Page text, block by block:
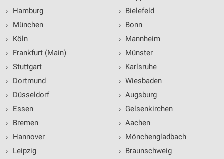
›
Hamburg
›
München
›
Köln
›
Frankfurt (Main)
› Stuttgart
›
Dortmund
›
Düsseldorf
›
Essen
›
Bremen
›
Hannover
›
Leipzig
› Bielefeld
› Bonn
› Mannheim
› Münster
› Karlsruhe
› Wiesbaden
› Augsburg
› Gelsenkirchen
› Aachen
› Mönchengladbach
› Braunschweig
Nicht-IAB-Verarbeitungszwecke:
Performance
Funktional
Werbung